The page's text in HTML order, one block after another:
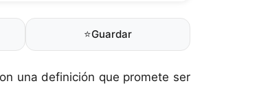
⭐Guardar
una definición que promete ser